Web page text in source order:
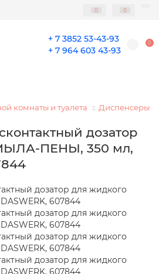
0 0
+ 7 3852 53-43-93
+ 7 964 603 43-93
0
комнаты и туалета Диспенсеры
дозатор
ПЕНЫ, 350 мл,